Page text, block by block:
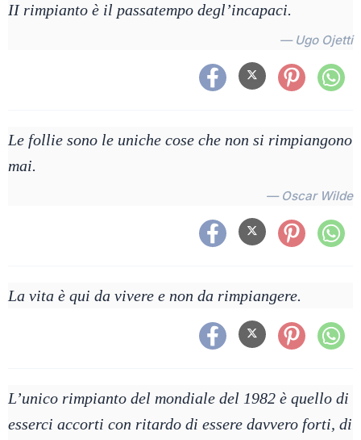
II rimpianto è il passatempo degl’incapaci.
— Ugo Ojetti
Le follie sono le uniche cose che non si rimpiangono
mai.
— Oscar Wilde
La vita è qui da vivere e non da rimpiangere.
L’unico rimpianto del mondiale del 1982 è quello di
esserci accorti con ritardo di essere davvero forti, di